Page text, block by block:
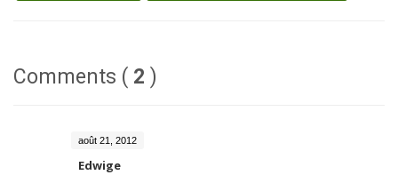
Comments ( 2 )
août 21, 2012
Edwige